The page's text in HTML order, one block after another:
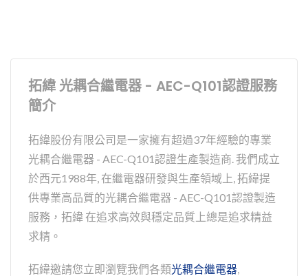
拓緯 光耦合繼電器 - AEC-Q101認證服務
簡介
拓緯股份有限公司是一家擁有超過37年經驗的專業
光耦合繼電器 - AEC-Q101認證生產製造商. 我們成立
於西元1988年, 在繼電器研發與生產領域上, 拓緯提
供專業高品質的光耦合繼電器 - AEC-Q101認證製造
服務，拓緯 在追求高效與穩定品質上總是追求精益
求精。
拓緯邀請您立即瀏覽我們各類光耦合繼電器,